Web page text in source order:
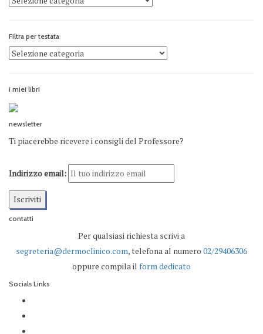
Filtra per testata
i miei libri
newsletter
Ti piacerebbe ricevere i consigli del Professore?
Indirizzo email:
contatti
Per qualsiasi richiesta scrivi a
segreteria@dermoclinico.com, telefona al numero 02/29406306
oppure compila il form dedicato
Socials Links